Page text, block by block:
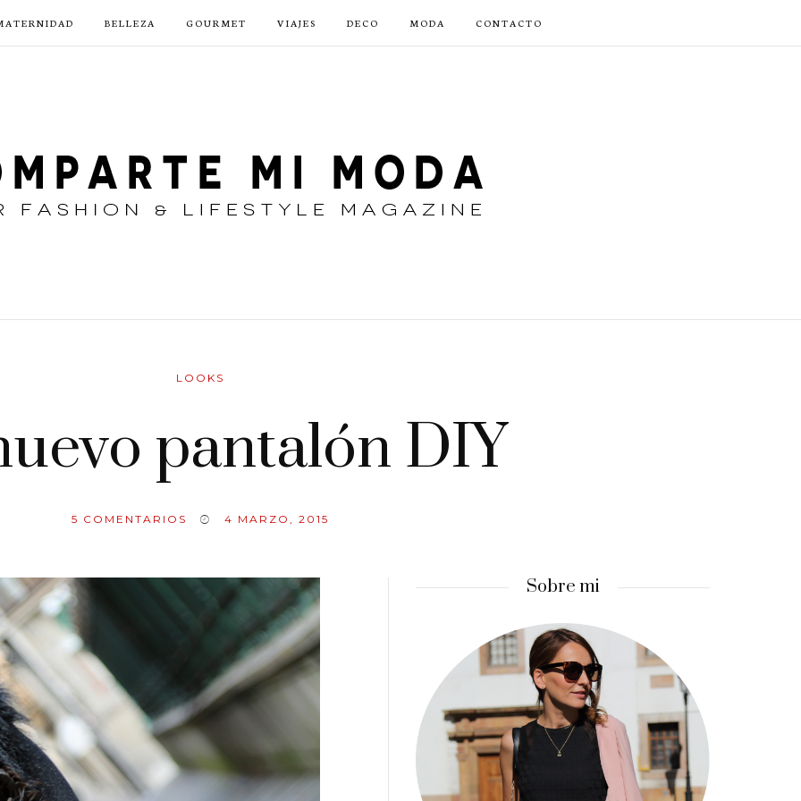
BELLEZA GOURMET VIAJES DECO MODA CONTACTO
LOOKS
pantalón DIY
5 COMENTARIOS 4 MARZO, 2015
Sobre mi